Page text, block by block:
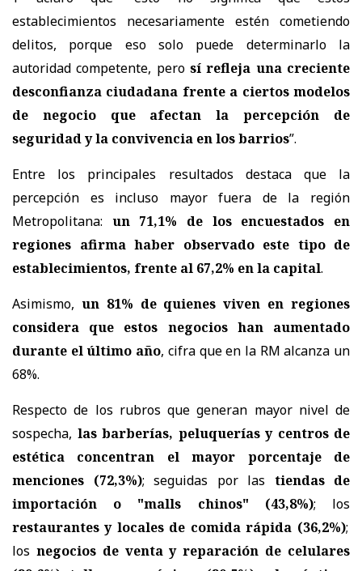
establecimientos necesariamente estén cometiendo
delitos, porque eso solo puede determinarlo la
autoridad competente, perosí refleja una creciente
desconfianza ciudadana frente a ciertos modelos
de negocio que afectan la percepción de
seguridad y la convivencia en los barrios”.
Entre los principales resultados destaca que la
percepción es incluso mayor fuera de la región
Metropolitana: un 71,1% de los encuestados en
regiones afirma haber observado este tipo de
establecimientos, frente al 67,2% en la capital.
Asimismo, un 81% de quienes viven en regiones
considera que estos negocios han aumentado
durante el último año, cifra que en la RM alcanza un
68%.
Respecto de los rubros que generan mayor nivel de
sospecha, las barberías, peluquerías y centros de
estética concentran el mayor porcentaje de
menciones (72,3%); seguidas por las tiendas de
importación o "malls chinos" (43,8%); los
restaurantes y locales de comida rápida (36,2%);
los negocios de venta y reparación de celulares